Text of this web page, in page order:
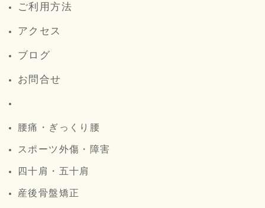
ご利用方法
アクセス
ブログ
お問合せ
腰痛・ぎっくり腰
スポーツ外傷・障害
四十肩・五十肩
産後骨盤矯正